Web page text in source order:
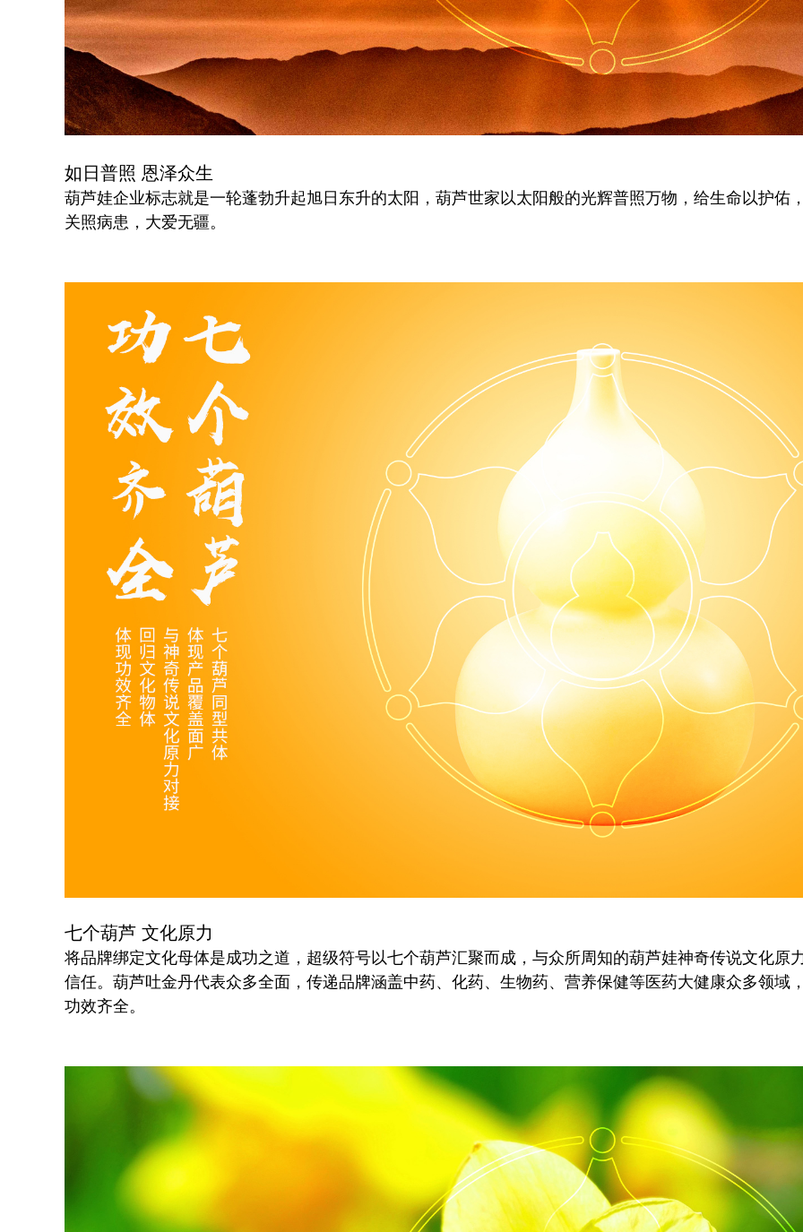
如日普照 恩泽众生
葫芦娃企业标志就是一轮蓬勃升起旭日东升的太阳，葫芦世家以太阳般的光辉普照万物，给生命以护佑
关照病患，大爱无疆。
七个葫芦 文化原力
将品牌绑定文化母体是成功之道，超级符号以七个葫芦汇聚而成，与众所周知的葫芦娃神奇传说文化原
信任。葫芦吐金丹代表众多全面，传递品牌涵盖中药、化药、生物药、营养保健等医药大健康众多领域
功效齐全。